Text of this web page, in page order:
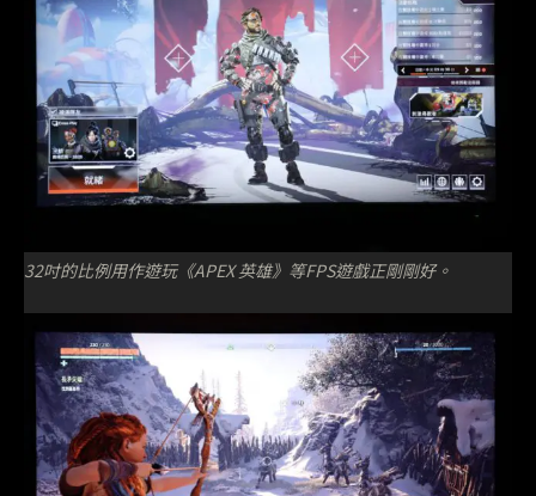
32吋的比例用作遊玩《APEX 英雄》等FPS遊戲正剛剛好。